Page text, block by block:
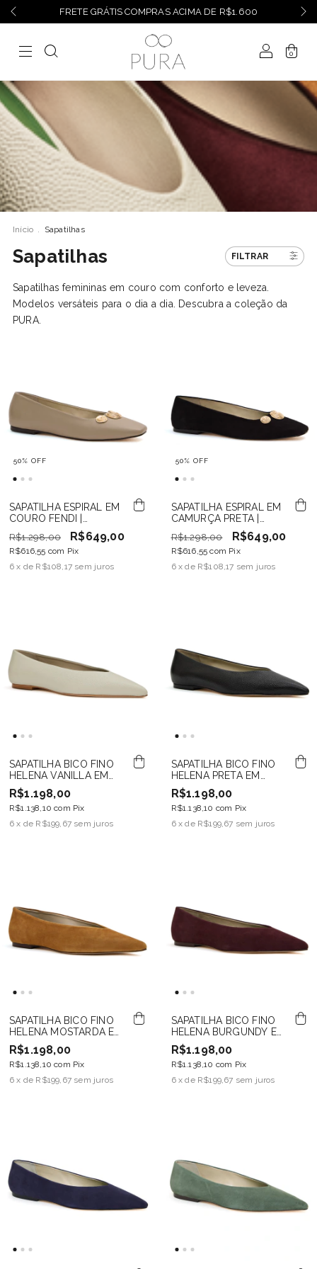
FRETE GRÁTIS COMPRAS ACIMA DE R$1.600
0
Início Sapatilhas
Sapatilhas FILTRAR
Sapatilhas femininas em couro com conforto e leveza.
Modelos versáteis para o dia a dia. Descubra a coleção da
PURA.
50% OFF
SAPATILHA ESPIRAL EM
COURO FENDI |
COLLAB PURA + ISA
BAGNOLI
R$1.298,00 R$649,00
R$616,55 com Pix
6 x de R$108,17 sem juros
50% OFF
SAPATILHA ESPIRAL EM
CAMURÇA PRETA |
COLLAB PURA + ISA
BAGNOLI
R$1.298,00 R$649,00
R$616,55com Pix
6 x de R$108,17 sem juros
SAPATILHA BICO FINO
HELENA VANILLA EM
COURO
R$1.198,00
R$1.138,10com Pix
6 x de R$199,67 sem juros
SAPATILHA BICO FINO
HELENA PRETA EM
COURO
R$1.198,00
R$1.138,10 com Pix
6 x de R$199,67 sem juros
SAPATILHA BICO FINO
HELENA MOSTARDA EM
CAMURÇA
R$1.198,00
R$1.138,10com Pix
6 x de R$199,67 sem juros
SAPATILHA BICO FINO
HELENA BURGUNDY EM
CAMURÇA
R$1.198,00
R$1.138,10 com Pix
6 x de R$199,67 sem juros